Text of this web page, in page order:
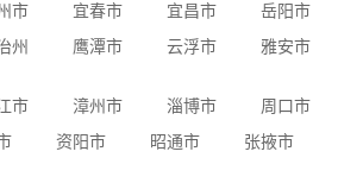
市 宜春市 宜昌市 岳阳市
州 鹰潭市 云浮市 雅安市
市 漳州市 淄博市 周口市
资阳市 昭通市 张掖市